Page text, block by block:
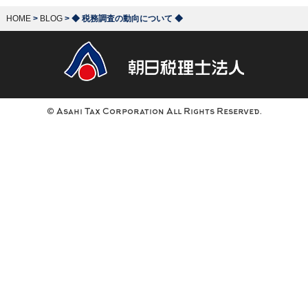
HOME> BLOG> ◆ 税務調査の動向について ◆
© Asahi Tax Corporation All Rights Reserved.